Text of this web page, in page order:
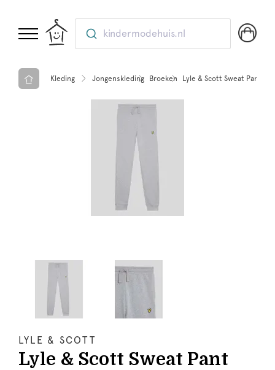
kindermodehuis.nl
Kleding Jongenskleding Broeken Lyle & Scott Sweat Pant
LYLE & SCOTT
Lyle & Scott Sweat Pant